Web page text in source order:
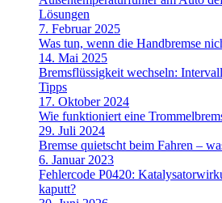
Lösungen
7. Februar 2025
Was tun, wenn die Handbremse
14. Mai 2025
Bremsflüssigkeit wechseln:
Tipps
17. Oktober 2024
Wie funktioniert eine
29. Juli 2024
Bremse quietscht beim Fahren –
6. Januar 2023
Fehlercode P0420:
kaputt?